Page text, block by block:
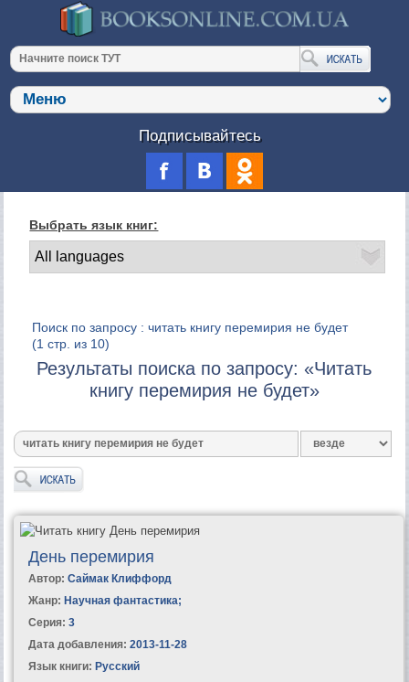
Подписывайтесь
Выбрать язык книг:
Поиск по запросу : читать книгу перемирия не будет
(1 стр. из 10)
Результаты поиска по запросу: «Читать
книгу перемирия не будет»
День перемирия
Автор: Саймак Клиффорд
Жанр: Научная фантастика;
Серия: 3
Дата добавления: 2013-11-28
Язык книги: Русский